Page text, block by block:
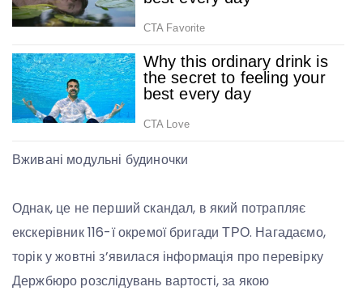
Вживані модульні будиночки
Однак, це не перший скандал, в який потрапляє
екскерівник 116-ї окремої бригади ТРО. Нагадаємо,
торік у жовтні з’явилася інформація про перевірку
Держбюро розслідувань вартості, за якою